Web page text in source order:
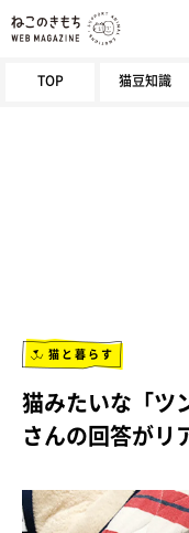
TOP 猫豆知識
猫と暮らす
猫みたいな「ツ
さんの回答がリ